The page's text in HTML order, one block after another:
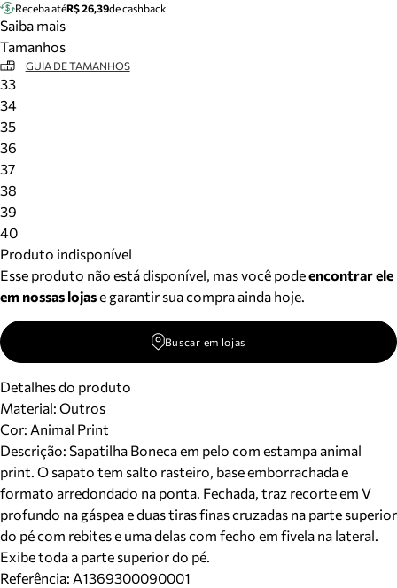
Tire dúvidas sobre pedidos, devoluções e mais.
Meus pedidos
Acompanhe seus pedidos e solicite devoluções.
Receba atéR$ 26,39de cashback
Saiba mais
Tamanhos
GUIA DE TAMANHOS
33
34
35
36
37
38
39
40
Produto indisponível
Esse produto não está disponível, mas você podeencontrar ele
em nossas lojase garantir sua compra ainda hoje.
Buscar em lojas
Detalhes do produto
Material: Outros
Cor: Animal Print
Descrição: Sapatilha Boneca em pelo com estampa animal
print. O sapato tem salto rasteiro, base emborrachada e
formato arredondado na ponta. Fechada, traz recorte em V
profundo na gáspea e duas tiras finas cruzadas na parte superior
do pé com rebites e uma delas com fecho em fivela na lateral.
Exibe toda a parte superior do pé.
Referência: A1369300090001